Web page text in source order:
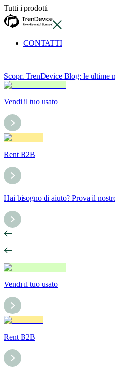
Tutti i prodotti
CONTATTI
Scopri TrenDevice Blog: le ultime
Vendi il tuo usato
Rent B2B
Hai bisogno di aiuto? Prova il
Vendi il tuo usato
Rent B2B